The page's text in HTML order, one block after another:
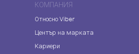
КОМПАНИЯ
Относно Viber
Център на марката
Кариери